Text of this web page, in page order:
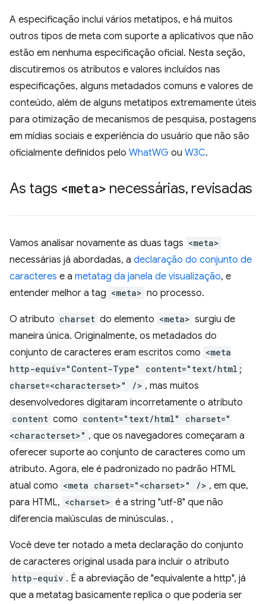
A especificação inclui vários metatipos, e há muitos
outros tipos de meta com suporte a aplicativos que não
estão em nenhuma especificação oficial. Nesta seção,
discutiremos os atributos e valores incluídos nas
especificações, alguns metadados comuns e valores de
conteúdo, além de alguns metatipos extremamente úteis
para otimização de mecanismos de pesquisa, postagens
em mídias sociais e experiência do usuário que não são
oficialmente definidos pelo WhatWG ou W3C.
As tags <meta> necessárias, revisadas
Vamos analisar novamente as duas tags <meta>
necessárias já abordadas, a declaração do conjunto de
caracteres e a metatag da janela de visualização, e
entender melhor a tag <meta> no processo.
O atributo charset do elemento <meta> surgiu de
maneira única. Originalmente, os metadados do
conjunto de caracteres eram escritos como <meta
http-equiv="Content-Type" content="text/html;
charset=<characterset>" /> , mas muitos
desenvolvedores digitaram incorretamente o atributo
content como content="text/html" charset="
<characterset>" , que os navegadores começaram a
oferecer suporte ao conjunto de caracteres como um
atributo. Agora, ele é padronizado no padrão HTML
atual como <meta charset="<charset>" /> , em que,
para HTML, <charset> é a string "utf-8" que não
diferencia maiúsculas de minúsculas. ,
Você deve ter notado a meta declaração do conjunto
de caracteres original usada para incluir o atributo
http-equiv . É a abreviação de "equivalente a http", já
que a metatag basicamente replica o que poderia ser